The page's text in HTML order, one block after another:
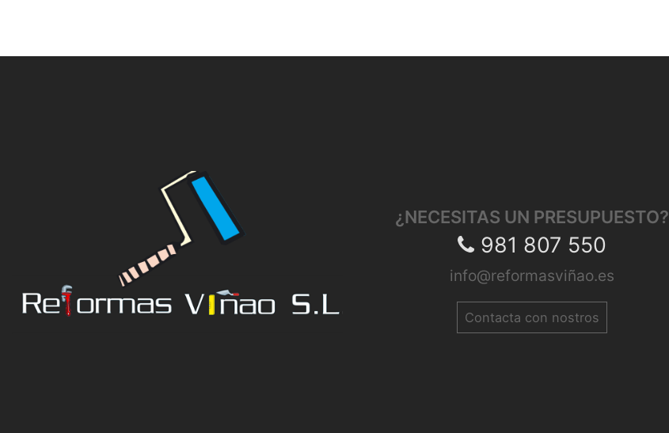
¿NECESITAS UN PRESUPUESTO?
981 807 550
info@reformasviñao.es
Contacta con nostros